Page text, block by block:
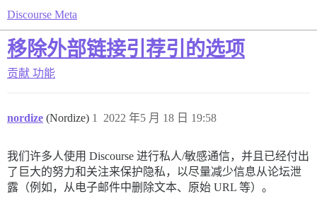
Discourse Meta
移除外部链接引荐引的选项
贡献 功能
nordize (Nordize) 2022 年5 月 18 日 19:58
1
我们许多人使用 Discourse 进行私人/敏感通信，并且已经付出
了巨大的努力和关注来保护隐私，以尽量减少信息从论坛泄
露（例如，从电子邮件中删除文本、原始 URL 等）。